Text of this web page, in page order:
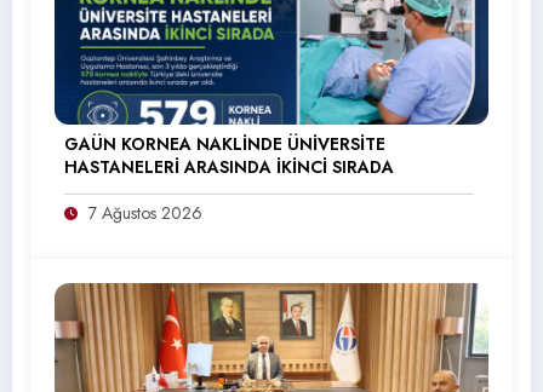
GAÜN KORNEA NAKLİNDE ÜNİVERSİTE
HASTANELERİ ARASINDA İKİNCİ SIRADA
7 Ağustos 2026